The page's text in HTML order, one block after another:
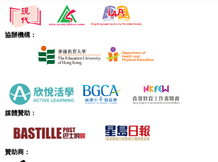
協辦機構：
媒體贊助：
贊助商：